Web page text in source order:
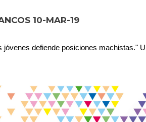
10-MAR-19
jóvenes defiende posiciones machistas."